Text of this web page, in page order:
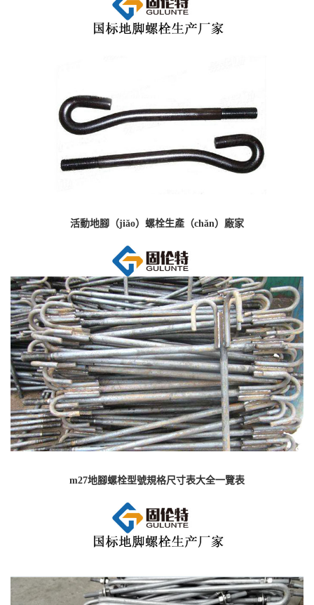
活動地腳（jiǎo）螺栓生產（chǎn）廠家
m27地腳螺栓型號規格尺寸表大全一覽表